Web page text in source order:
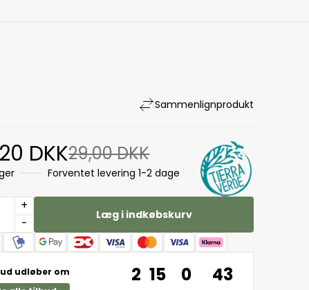
Sammenlignprodukt
DKK29,00 DKK
Forventet levering 1-2 dage
+
-
Læg i indkøbskurv
udløber om
2 15 0 42